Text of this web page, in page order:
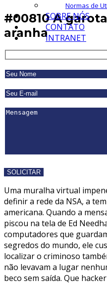
Normas de
SOBRE NÓS
CONTATO
INTRANET
#00810 A
aranha
Uma muralha virtual
definir a rede da NSA, a
americana. Quando a
piscou na tela de Ed
computadores que
segredos do mundo, ele
localizar o criminoso
não levavam a lugar
beco sem saída. Que